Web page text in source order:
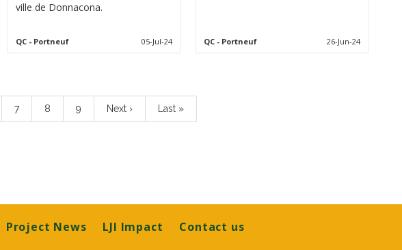
ville de Donnacona.
QC- Portneuf 05-Jul-24 QC - Portneuf 26-Jun-24
Page
7 Page
8 Page
9
Next
page
Next ›
Last
page
Last »
Project News LJI Impact Contact us